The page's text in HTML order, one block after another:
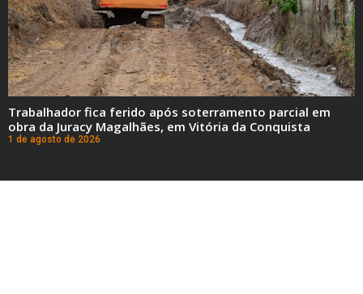
Trabalhador fica ferido após soterramento parcial em
obra da Juracy Magalhães, em Vitória da Conquista
1 de agosto de 2026